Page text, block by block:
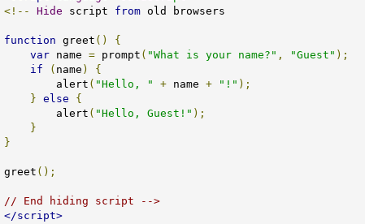
<!--
Hide script from old browsers
function greet ()
{
var name = prompt ( "What is your name?" , "Guest" );
if
( name )
{
        alert
( "Hello, " + name + "!" );
} else
{
        alert
( "Hello, Guest!" );
}
}
greet ();
// End hiding script -->
</script>